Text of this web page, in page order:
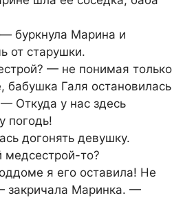
буркнула Марина и
от старушки.
— не понимая только
бабушка Галя остановилась
Откуда у нас здесь
погодь!
догонять девушку.
то?
я его оставила! Не
закричала Маринка. —